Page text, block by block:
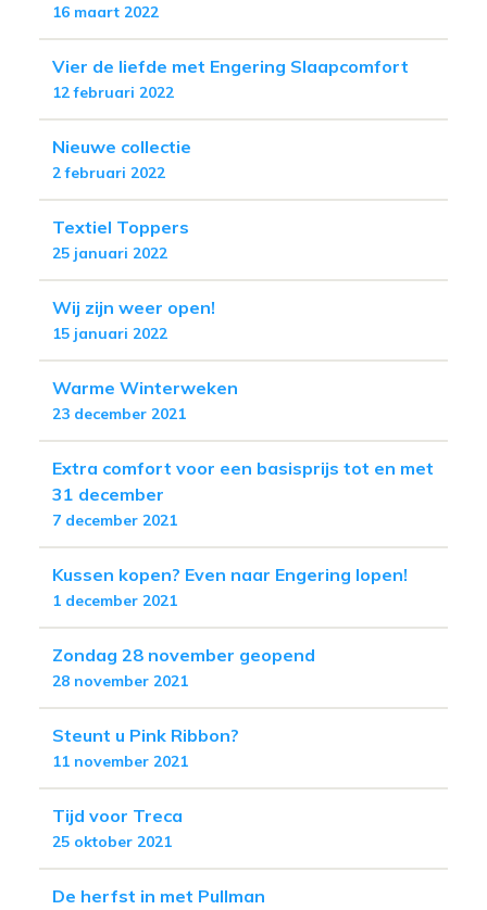
16 maart 2022
Vier de liefde met Engering Slaapcomfort
12 februari 2022
Nieuwe collectie
2 februari 2022
Textiel Toppers
25 januari 2022
Wij zijn weer open!
15 januari 2022
Warme Winterweken
23 december 2021
Extra comfort voor een basisprijs tot en met
31 december
7 december 2021
Kussen kopen? Even naar Engering lopen!
1 december 2021
Zondag 28 november geopend
28 november 2021
Steunt u Pink Ribbon?
11 november 2021
Tijd voor Treca
25 oktober 2021
De herfst in met Pullman